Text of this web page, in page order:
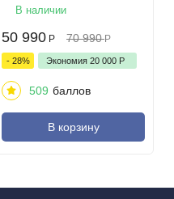
В наличии
50 990 Р 70 990 Р
- 28% Экономия 20 000 Р
509 баллов
В корзину